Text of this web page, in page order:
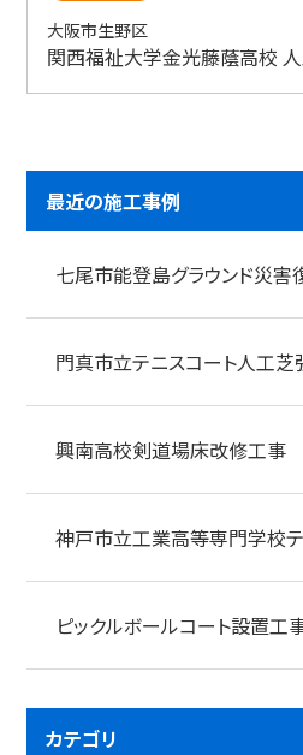
大阪市生野区
関西福祉大学金光藤蔭高校
最近の施工事例
七尾市能登島グラウンド災害
門真市立テニスコート人工
興南高校剣道場床改修工事
神戸市立工業高等専門学校
ピックルボールコート設置工
カテゴリ